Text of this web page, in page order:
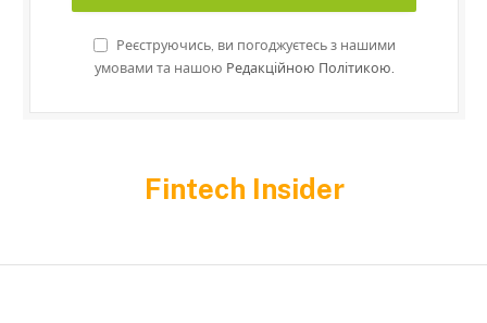
Реєструючись, ви погоджуєтесь з нашими
умовами та нашою Редакційною Політикою.
Fintech Insider